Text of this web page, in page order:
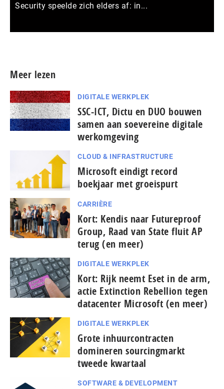
Security speelde zich elders af: in...
Meer lezen
DIGITALE WERKPLEK
SSC-ICT, Dictu en DUO bouwen
samen aan soevereine digitale
werkomgeving
CLOUD & INFRASTRUCTURE
Microsoft eindigt record
boekjaar met groeispurt
CARRIÈRE
Kort: Kendis naar Futureproof
Group, Raad van State fluit AP
terug (en meer)
DIGITALE WERKPLEK
Kort: Rijk neemt Eset in de arm,
actie Extinction Rebellion tegen
datacenter Microsoft (en meer)
DIGITALE WERKPLEK
Grote inhuurcontracten
domineren sourcingmarkt
tweede kwartaal
SOFTWARE & DEVELOPMENT